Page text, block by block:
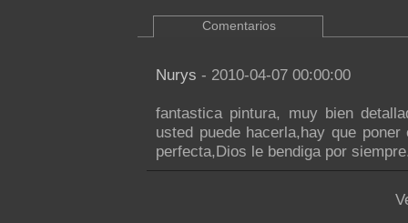
Comentarios
Nurys - 2010-04-07 00:00:00
fantastica pintura, muy bien
usted puede hacerla,hay que
perfecta,Dios le bendiga por